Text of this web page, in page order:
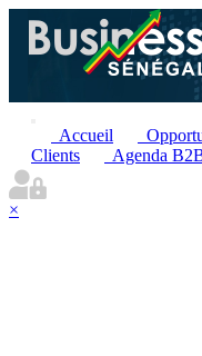
Accueil
Clients
Agenda
×